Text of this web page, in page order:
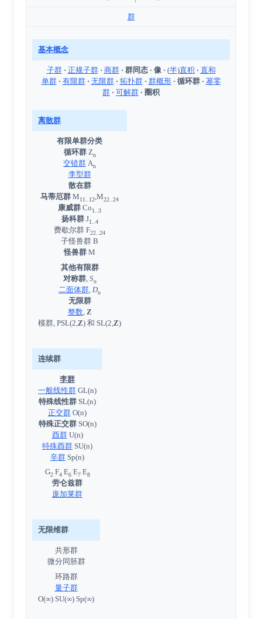
群
基本概念
子群· 正规子群· 商群· 群同态· 像 · (半)直积 · 直和
单群· 有限群· 无限群· 拓扑群· 群概形· 循环群· 幂零
群 · 可解群 · 圈积
离散群
有限单群分类
循环群Zn
交错群 An
李型群
散在群
马蒂厄群 M11..12,M22..24
康威群 Co1..3
扬科群J1..4
费歇尔群 F22..24
子怪兽群 B
怪兽群 M
其他有限群
对称群, Sn
二面体群 Dn
无限群
整数, Z
模群 , PSL(2, Z) 和 SL(2, Z)
连续群
李群
一般线性群 GL(n)
特殊线性群 SL(n)
正交群 O(n)
特殊正交群SO(n)
酉群U(n)
特殊酉群 SU(n)
辛群 Sp(n)
G2 F4 E6 E7 E8
劳仑兹群
庞加莱群
无限维群
共形群
微分同胚群
环路群
量子群
O(∞) SU(∞) Sp(∞)